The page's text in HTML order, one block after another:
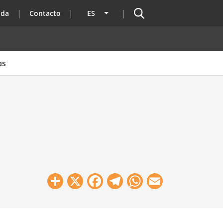
Contacto ES Lista adicional de acciones
Buscador
Share
X Facebook
Telegram
WhatsApp